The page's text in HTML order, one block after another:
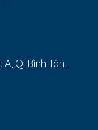
Q. Bình Tân,